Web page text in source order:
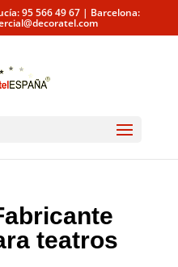
95 566 49 67 | Barcelona:
teatros